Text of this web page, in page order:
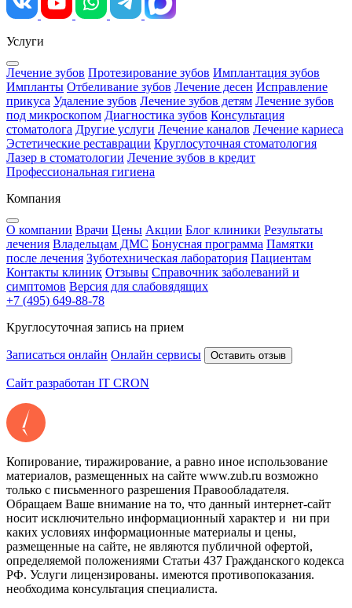
Услуги
Лечение зубов Протезирование зубов Имплантация зубов
Импланты Отбеливание зубов Лечение десен Исправление
прикуса Удаление зубов Лечение зубов детям Лечение зубов
под микроскопом Диагностика зубов Консультация
стоматолога Другие услуги Лечение каналов Лечение кариеса
Эстетические реставрации Круглосуточная стоматология
Лазер в стоматологии Лечение зубов в кредит
Профессиональная гигиена
Компания
О компании Врачи Цены Акции Блог клиники Результаты
лечения Владельцам ДМС Бонусная программа Памятки
после лечения Зуботехническая лаборатория Пациентам
Контакты клиник Отзывы Справочник заболеваний и
симптомов Версия для слабовядящих
+7 (495) 649-88-78
Круглосуточная запись на прием
Записаться онлайн Онлайн сервисы Оставить отзыв
Сайт разработан IT CRON
Копирование, тиражирование, а равно иное использование
материалов, размещенных на сайте www.zub.ru возможно
только с письменного разрешения Правообладателя.
Обращаем Ваше внимание на то, что данный интернет-сайт
носит исключительно информационный характер и ни при
каких условиях информационные материалы и цены,
размещенные на сайте, не являются публичной офертой,
определяемой положениями Статьи 437 Гражданского кодекса
РФ. Услуги лицензированы. имеются противопоказания.
необходима консультация специалиста.